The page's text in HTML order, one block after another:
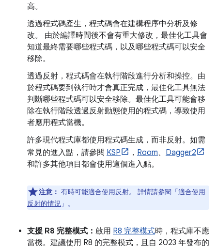
高。
透過程式碼產生，程式碼會在建構程序中分析及修
改。 由於編譯時間後不會有重大修改，最佳化工具會
知道最終需要哪些程式碼，以及哪些程式碼可以安全
移除。
透過反射，程式碼會在執行階段進行分析和操控。由
於程式碼要到執行時才會真正完成，最佳化工具無法
判斷哪些程式碼可以安全移除。最佳化工具可能會移
除在執行階段透過反射動態使用的程式碼，導致使用
者應用程式當機。
許多現代程式庫都使用程式碼生成，而非反射。如需
常見的進入點，請參閱 KSP ， Room、 Dagger2
和許多其他項目都會使用這個進入點。
注意： 有時可能適合使用反射。 詳情請參閱「適合使用
反射的情況 」。
支援 R8 完整模式： 啟用 R8 完整模式時，程式庫不應
當機。建議使用 R8 的完整模式，且自 2023 年發布的